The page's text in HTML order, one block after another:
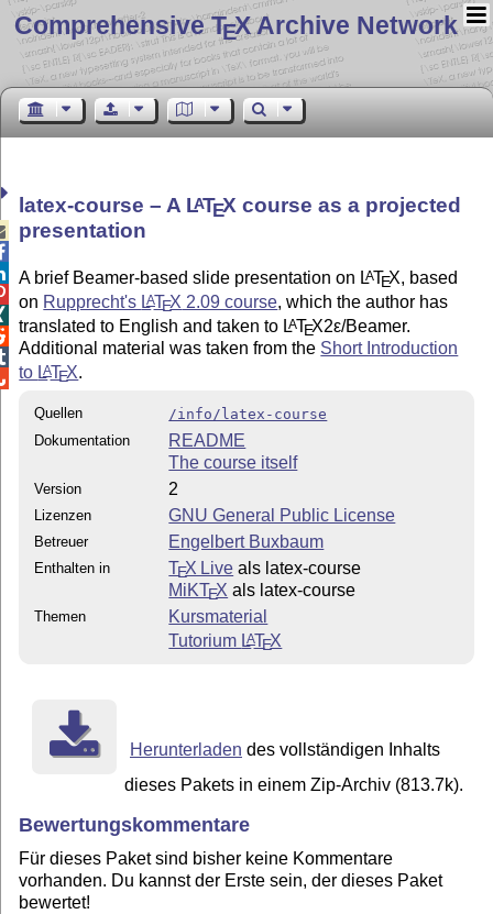
Comprehensive TEX Archive Network
latex-course – A LATEX course as a projected
presentation
A brief Beamer-based slide presentation on LATEX, based
on Rupprecht's LATEX 2.09 course, which the author has
translated to English and taken to LATEX2ε/Beamer.
Additional material was taken from the Short Introduction
to LATEX.
Quellen
/info/latex-course
Dokumentation
README
The course itself
Version 2
Lizenzen GNU General Public License
Betreuer Engelbert Buxbaum
Enthalten in TEX Live als latex-course
MiKTEX als latex-course
Themen
Kursmaterial
Tutorium LATEX
Herunterladen des vollständigen Inhalts
dieses Pakets in einem Zip-Archiv (813.7k).
Bewertungskommentare
Für dieses Paket sind bisher keine Kommentare
vorhanden. Du kannst der Erste sein, der dieses Paket
bewertet!